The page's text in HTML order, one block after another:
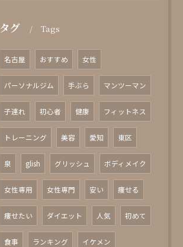
タグ Tags
名古屋 おすすめ 女性
パーソナルジム 手ぶら マンツーマン
子連れ 初心者 健康 フィットネス
トレーニング 美容 愛知 東区
泉 glish グリッシュ ボディメイク
女性専用 女性専門 安い 痩せる
痩せたい ダイエット 人気 初めて
食事 ランキング イケメン